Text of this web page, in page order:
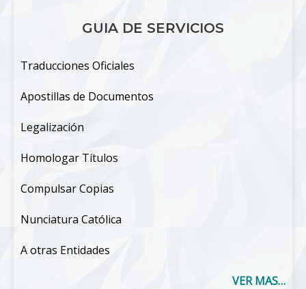
GUIA DE SERVICIOS
Traducciones Oficiales
Apostillas de Documentos
Legalización
Homologar Títulos
Compulsar Copias
Nunciatura Católica
A otras Entidades
VER MAS…